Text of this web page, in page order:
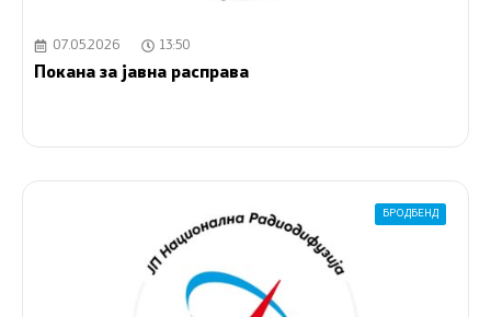
07.05.2026 13:50
Покана за јавна расправа
БРОДБЕНД